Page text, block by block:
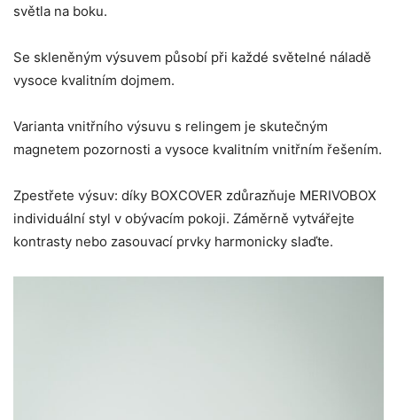
světla na boku.
Se skleněným výsuvem působí při každé světelné náladě
vysoce kvalitním dojmem.
Varianta vnitřního výsuvu s relingem je skutečným
magnetem pozornosti a vysoce kvalitním vnitřním řešením.
Zpestřete výsuv: díky BOXCOVER zdůrazňuje MERIVOBOX
individuální styl v obývacím pokoji. Záměrně vytvářejte
kontrasty nebo zasouvací prvky harmonicky slaďte.